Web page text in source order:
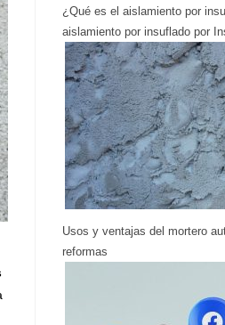
¿Qué es el aislamiento por
aislamiento por insuflado por
Usos y ventajas del mortero
reformas